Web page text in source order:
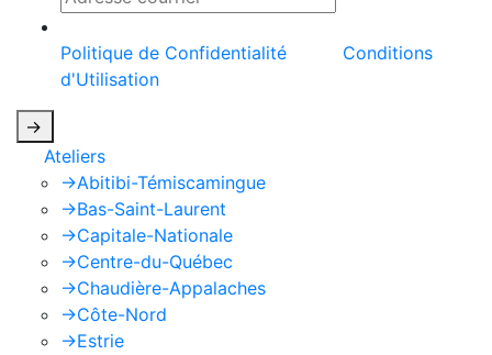
Politique de Confidentialité
Conditions
d'Utilisation
->
Ateliers
->Abitibi-Témiscamingue
->Bas-Saint-Laurent
->Capitale-Nationale
->Centre-du-Québec
->Chaudière-Appalaches
->Côte-Nord
->Estrie